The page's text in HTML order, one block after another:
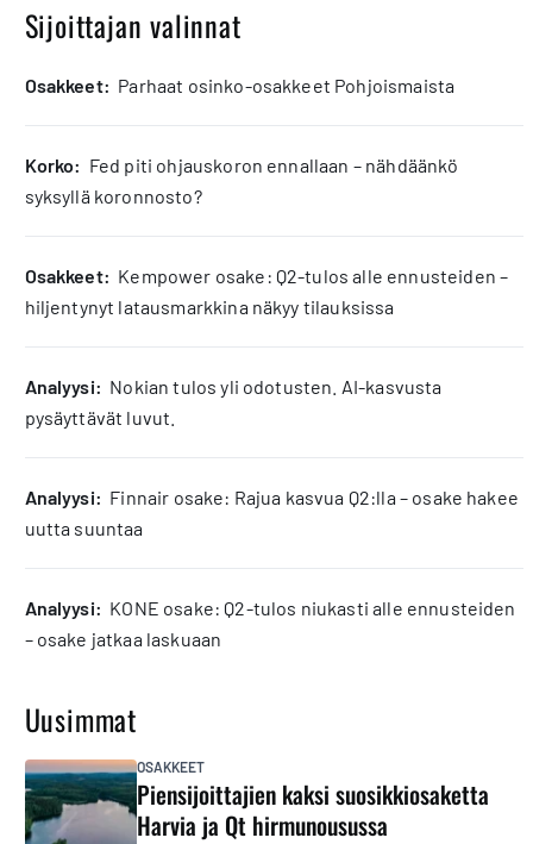
Sijoittajan valinnat
osakkeet: Parhaat osinko-osakkeet Pohjoismaista
korko: Fed piti ohjauskoron ennallaan – nähdäänkö
syksyllä koronnosto?
osakkeet: Kempower osake: Q2-tulos alle ennusteiden –
hiljentynyt latausmarkkina näkyy tilauksissa
analyysi: Nokian tulos yli odotusten. AI-kasvusta
pysäyttävät luvut.
analyysi: Finnair osake: Rajua kasvua Q2:lla – osake hakee
uutta suuntaa
analyysi: KONE osake: Q2-tulos niukasti alle ennusteiden
– osake jatkaa laskuaan
Uusimmat
OSAKKEET
Piensijoittajien kaksi suosikkiosaketta
Harvia ja Qt hirmunousussa